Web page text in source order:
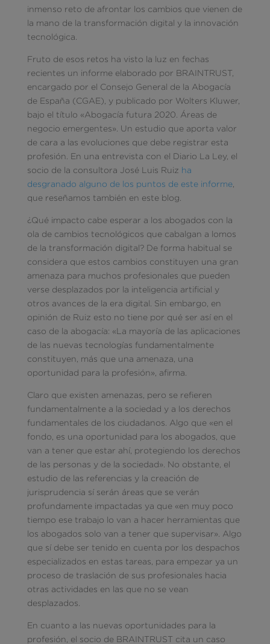
inmenso reto de afrontar los cambios que vienen de
la mano de la transformación digital y la innovación
tecnológica.
Fruto de esos retos ha visto la luz en fechas
recientes un informe elaborado por BRAINTRUST,
encargado por el Consejo General de la Abogacía
de España (CGAE), y publicado por Wolters Kluwer,
bajo el título «Abogacía futura 2020. Áreas de
negocio emergentes». Un estudio que aporta valor
de cara a las evoluciones que debe registrar esta
profesión. En una entrevista con el Diario La Ley, el
socio de la consultora José Luis Ruiz ha
desgranado alguno de los puntos de este informe,
que reseñamos también en este blog.
¿Qué impacto cabe esperar a los abogados con la
ola de cambios tecnológicos que cabalgan a lomos
de la transformación digital? De forma habitual se
considera que estos cambios constituyen una gran
amenaza para muchos profesionales que pueden
verse desplazados por la inteligencia artificial y
otros avances de la era digital. Sin embargo, en
opinión de Ruiz esto no tiene por qué ser así en el
caso de la abogacía: «La mayoría de las aplicaciones
de las nuevas tecnologías fundamentalmente
constituyen, más que una amenaza, una
oportunidad para la profesión», afirma.
Claro que existen amenazas, pero se refieren
fundamentalmente a la sociedad y a los derechos
fundamentales de los ciudadanos. Algo que «en el
fondo, es una oportunidad para los abogados, que
van a tener que estar ahí, protegiendo los derechos
de las personas y de la sociedad». No obstante, el
estudio de las referencias y la creación de
jurisprudencia sí serán áreas que se verán
profundamente impactadas ya que «en muy poco
tiempo ese trabajo lo van a hacer herramientas que
los abogados solo van a tener que supervisar». Algo
que sí debe ser tenido en cuenta por los despachos
especializados en estas tareas, para empezar ya un
proceso de traslación de sus profesionales hacia
otras actividades en las que no se vean
desplazados.
En cuanto a las nuevas oportunidades para la
profesión, el socio de BRAINTRUST cita un caso